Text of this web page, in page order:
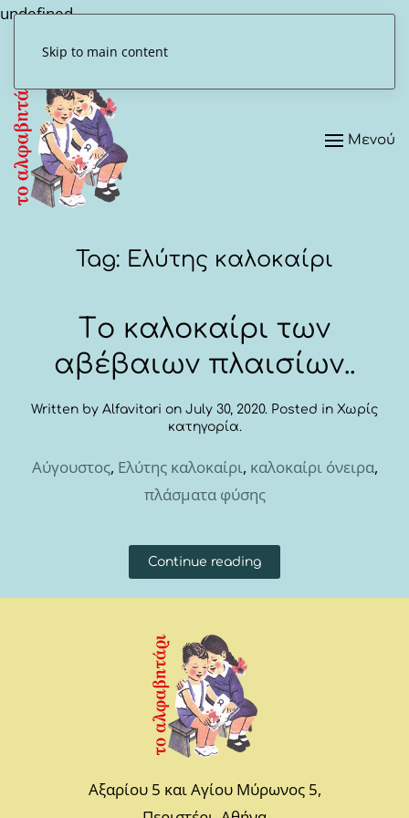
undefined
Skip to main content
Μενού
Tag: Ελύτης καλοκαίρι
Tο καλοκαίρι των
αβέβαιων πλαισίων..
Written by Alfavitari on July 30, 2020. Posted in Χωρίς
κατηγορία.
Αύγουστος, Ελύτης καλοκαίρι, καλοκαίρι όνειρα,
πλάσματα φύσης
Continue reading
Αξαρίου 5 και Αγίου Μύρωνος 5,